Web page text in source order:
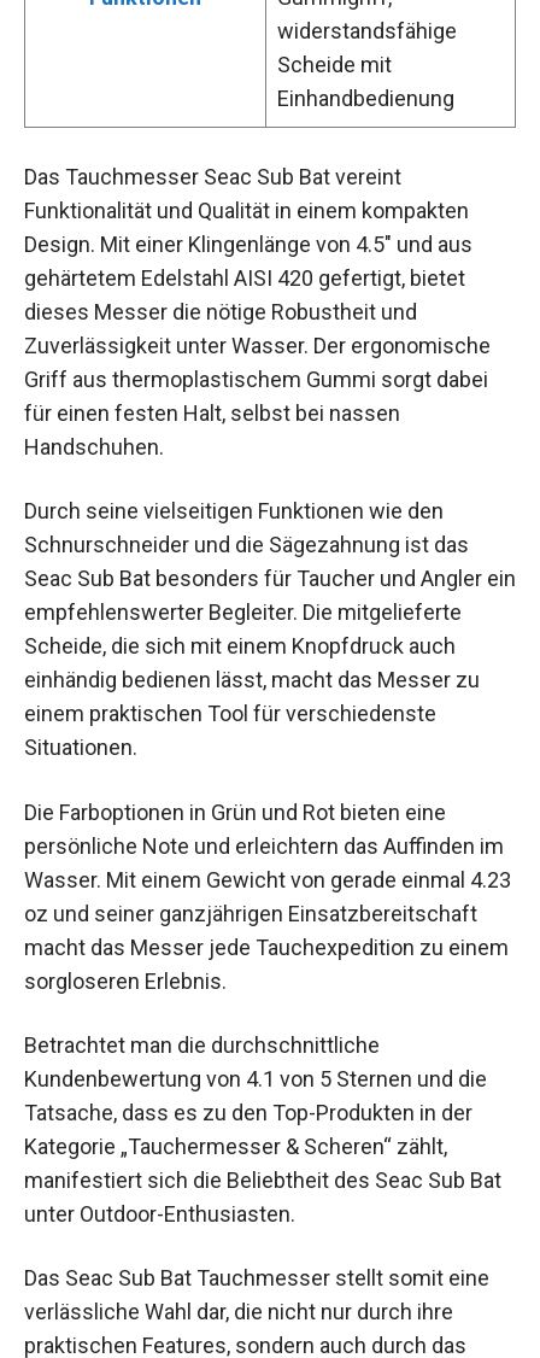
widerstandsfähige
Scheide mit
Einhandbedienung
Das Tauchmesser Seac Sub Bat vereint
Funktionalität und Qualität in einem kompakten
Design. Mit einer Klingenlänge von 4.5″ und aus
gehärtetem Edelstahl AISI 420 gefertigt, bietet
dieses Messer die nötige Robustheit und
Zuverlässigkeit unter Wasser. Der ergonomische
Griff aus thermoplastischem Gummi sorgt dabei
für einen festen Halt, selbst bei nassen
Handschuhen.
Durch seine vielseitigen Funktionen wie den
Schnurschneider und die Sägezahnung ist das
Seac Sub Bat besonders für Taucher und Angler ein
empfehlenswerter Begleiter. Die mitgelieferte
Scheide, die sich mit einem Knopfdruck auch
einhändig bedienen lässt, macht das Messer zu
einem praktischen Tool für verschiedenste
Situationen.
Die Farboptionen in Grün und Rot bieten eine
persönliche Note und erleichtern das Auffinden im
Wasser. Mit einem Gewicht von gerade einmal 4.23
oz und seiner ganzjährigen Einsatzbereitschaft
macht das Messer jede Tauchexpedition zu einem
sorgloseren Erlebnis.
Betrachtet man die durchschnittliche
Kundenbewertung von 4.1 von 5 Sternen und die
Tatsache, dass es zu den Top-Produkten in der
Kategorie „Tauchermesser & Scheren“ zählt,
manifestiert sich die Beliebtheit des Seac Sub Bat
unter Outdoor-Enthusiasten.
Das Seac Sub Bat Tauchmesser stellt somit eine
verlässliche Wahl dar, die nicht nur durch ihre
praktischen Features, sondern auch durch das